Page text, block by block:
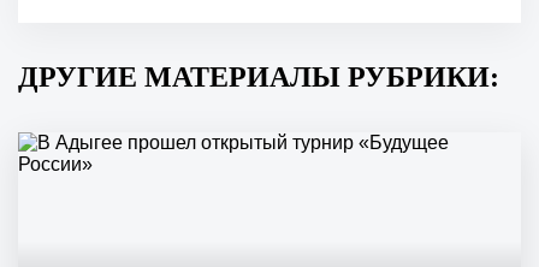
ДРУГИЕ МАТЕРИАЛЫ РУБРИКИ: